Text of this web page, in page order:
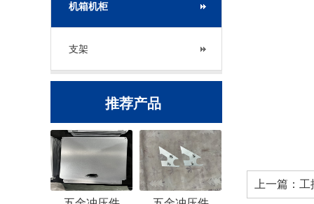
机箱机柜
支架
推荐产品
上一篇： 工